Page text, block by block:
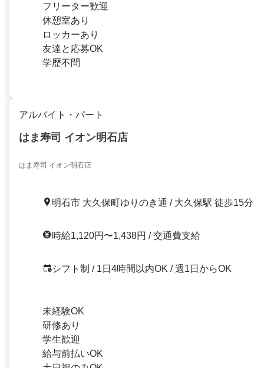
フリーター歓迎
休憩室あり
ロッカーあり
友達と応募OK
学歴不問
アルバイト・パート
はま寿司 イオン明石店
はま寿司 イオン明石店
明石市 大久保町ゆりのき通 / 大久保駅 徒歩15分
時給1,120円〜1,438円 / 交通費支給
シフト制 / 1日4時間以内OK / 週1日からOK
未経験OK
研修あり
学生歓迎
給与前払いOK